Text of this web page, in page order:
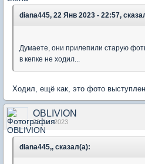
diana445, 22 Янв 2023 - 22:57,
Думаете, они прилепили старую
в кепке не ходил...
Ходил, ещё как, это фото
OBLIVION
23 Jan 2023
diana445,, сказал(а):